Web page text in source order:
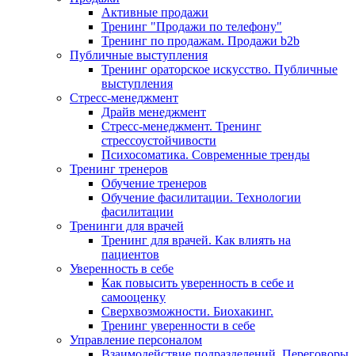
Активные продажи
Тренинг "Продажи по телефону"
Тренинг по продажам. Продажи b2b
Публичные выступления
Тренинг ораторское искусство. Публичные
выступления
Стресс-менеджмент
Драйв менеджмент
Стресс-менеджмент. Тренинг
стрессоустойчивости
Психосоматика. Современные тренды
Тренинг тренеров
Обучение тренеров
Обучение фасилитации. Технологии
фасилитации
Тренинги для врачей
Тренинг для врачей. Как влиять на
пациентов
Уверенность в себе
Как повысить уверенность в себе и
самооценку
Сверхвозможности. Биохакинг.
Тренинг уверенности в себе
Управление персоналом